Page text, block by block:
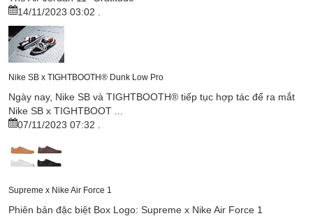
14/11/2023 03:02
Nike SB x TIGHTBOOTH®︎ Dunk Low Pro
Ngày nay, Nike SB và TIGHTBOOTH®︎ tiếp tục hợp tác để ra mắt
Nike SB x TIGHTBOOT ...
07/11/2023 07:32
Supreme x Nike Air Force 1
Phiên bản đặc biệt Box Logo: Supreme x Nike Air Force 1